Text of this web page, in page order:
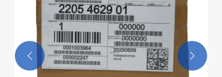
 